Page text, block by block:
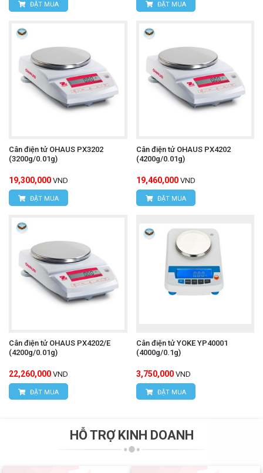
ĐẶT MUA ĐẶT MUA
Cân điện tử OHAUS PX3202
(3200g/0.01g)
19,300,000 VND
ĐẶT MUA
Cân điện tử OHAUS PX4202
(4200g/0.01g)
19,460,000 VND
ĐẶT MUA
Cân điện tử OHAUS PX4202/E
(4200g/0.01g)
22,260,000 VND
ĐẶT MUA
Cân điện tử YOKE YP40001
(4000g/0.1g)
3,750,000 VND
ĐẶT MUA
HỖ TRỢ KINH DOANH